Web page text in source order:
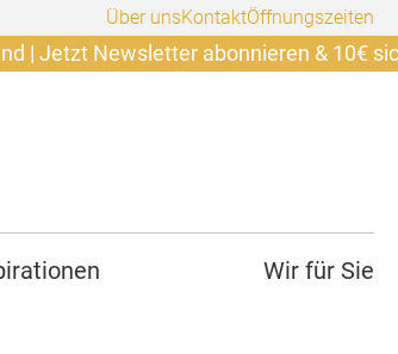
Über unsKontaktÖffnungszeiten
Newsletter abonnieren & 10€
Wir für Sie